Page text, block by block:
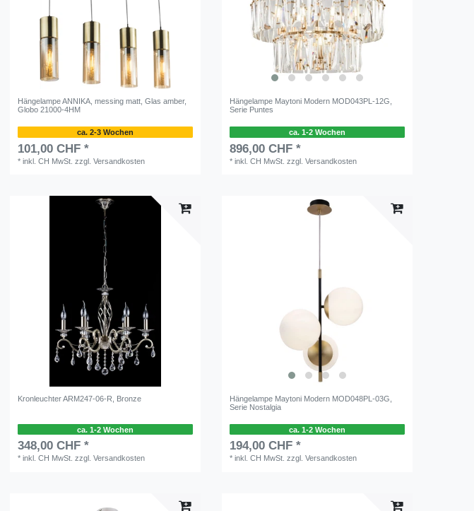
Hängelampe ANNIKA, messing matt, Glas amber,
Globo 21000-4HM
ca. 2-3 Wochen
101,00 CHF *
*inkl. CH MwSt. zzgl.Versandkosten
Hängelampe Maytoni Modern MOD043PL-12G,
Serie Puntes
ca. 1-2 Wochen
896,00 CHF *
*inkl. CH MwSt. zzgl.Versandkosten
Kronleuchter ARM247-06-R, Bronze
ca. 1-2 Wochen
348,00 CHF *
*inkl. CH MwSt. zzgl.Versandkosten
Hängelampe Maytoni Modern MOD048PL-03G,
Serie Nostalgia
ca. 1-2 Wochen
194,00 CHF *
*inkl. CH MwSt. zzgl.Versandkosten